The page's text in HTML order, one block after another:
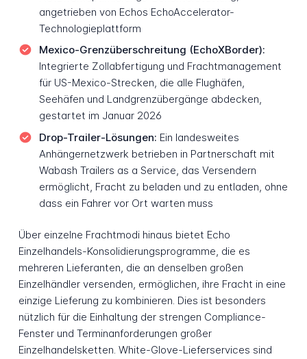
angetrieben von Echos EchoAccelerator-
Technologieplattform
Mexico-Grenzüberschreitung (EchoXBorder):
Integrierte Zollabfertigung und Frachtmanagement
für US-Mexico-Strecken, die alle Flughäfen,
Seehäfen und Landgrenzübergänge abdecken,
gestartet im Januar 2026
Drop-Trailer-Lösungen: Ein landesweites
Anhängernetzwerk betrieben in Partnerschaft mit
Wabash Trailers as a Service, das Versendern
ermöglicht, Fracht zu beladen und zu entladen, ohne
dass ein Fahrer vor Ort warten muss
Über einzelne Frachtmodi hinaus bietet Echo
Einzelhandels-Konsolidierungsprogramme, die es
mehreren Lieferanten, die an denselben großen
Einzelhändler versenden, ermöglichen, ihre Fracht in eine
einzige Lieferung zu kombinieren. Dies ist besonders
nützlich für die Einhaltung der strengen Compliance-
Fenster und Terminanforderungen großer
Einzelhandelsketten. White-Glove-Lieferservices sind